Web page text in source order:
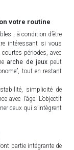
votre routine
à condition d’être
intéressant si vous
périodes, avec
arche de jeuxpeut
tout en restant
simplicité de
avec l’âge. L’objectif
ceux qui s’intègrent
partie intégrante de